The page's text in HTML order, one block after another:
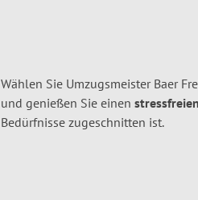
Wählen Sie Umzugsmeister Baer
und genießen Sie einen
Bedürfnisse zugeschnitten ist.